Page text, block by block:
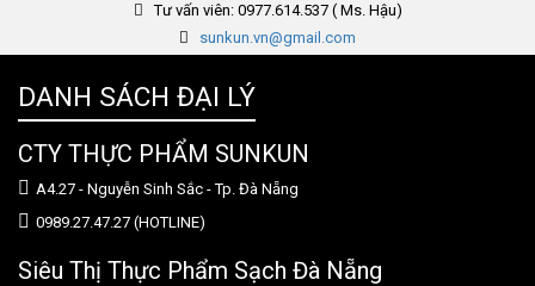
Tư vấn viên: 0977.614.537 ( Ms. Hậu)
sunkun.vn@gmail.com
DANH SÁCH ĐẠI LÝ
CTY THỰC PHẨM SUNKUN
A4.27 - Nguyễn Sinh Sắc - Tp. Đà Nẵng
0989.27.47.27 (HOTLINE)
Siêu Thị Thực Phẩm Sạch Đà Nẵng